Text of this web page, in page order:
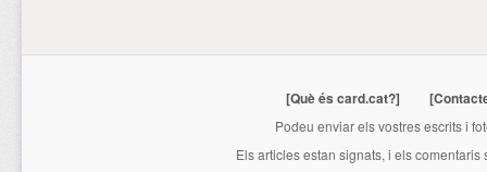
[Què és card.cat?]
Podeu enviar els vostres escrits i
Els articles estan signats, i els